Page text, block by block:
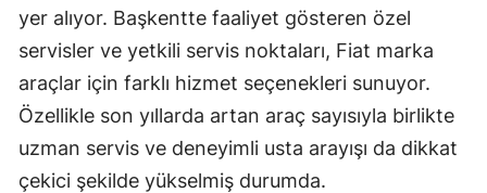
yer alıyor. Başkentte faaliyet gösteren özel
servisler ve yetkili servis noktaları, Fiat marka
araçlar için farklı hizmet seçenekleri sunuyor.
Özellikle son yıllarda artan araç sayısıyla birlikte
uzman servis ve deneyimli usta arayışı da dikkat
çekici şekilde yükselmiş durumda.